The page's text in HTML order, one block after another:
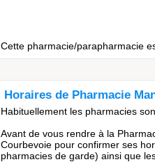
Cette pharmacie/parapharmacie
Horaires de Pharmacie
Habituellement les pharmacies
Avant de vous rendre à la
Courbevoie pour confirmer ses
pharmacies de garde) ainsi que